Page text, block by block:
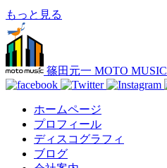
もっと見る
篠田元一 MOTO MUSIC
ホームページ
プロフィール
ディスコグラフィ
ブログ